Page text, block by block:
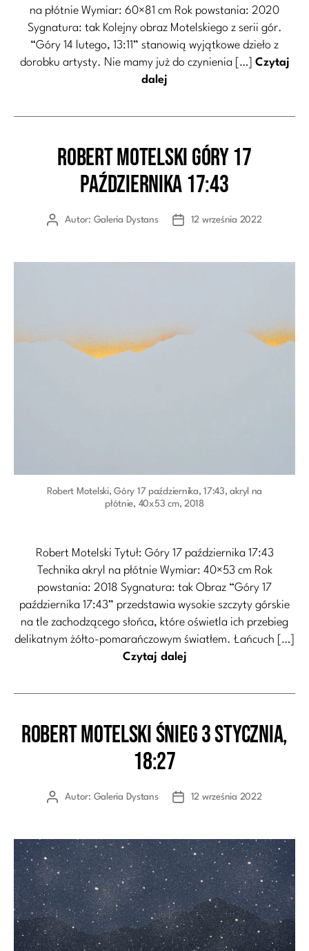
na płótnie Wymiar: 60×81 cm Rok powstania: 2020
Sygnatura: tak Kolejny obraz Motelskiego z serii gór.
“Góry 14 lutego, 13:11” stanowią wyjątkowe dzieło z
dorobku artysty. Nie mamy już do czynienia […] Czytaj
dalej
Kategorie
Robert Motelski Góry 17
października 17:43
AutorAutor: Galeria Dystans
Data12 września 2022
Robert Motelski, Góry 17 października, 17:43, akryl na
płótnie, 40x53 cm, 2018
Robert Motelski Tytuł: Góry 17 października 17:43
Technika akryl na płótnie Wymiar: 40×53 cm Rok
powstania: 2018 Sygnatura: tak Obraz “Góry 17
października 17:43” przedstawia wysokie szczyty górskie
na tle zachodzącego słońca, które oświetla ich przebieg
delikatnym żółto-pomarańczowym światłem. Łańcuch […]
Czytaj dalej
Kategorie
Robert Motelski Śnieg 3 stycznia,
18:27
AutorAutor: Galeria Dystans
Data12 września 2022